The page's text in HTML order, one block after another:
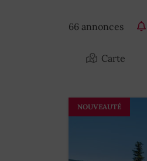
66 annonces
Carte
NOUVEAUTÉ